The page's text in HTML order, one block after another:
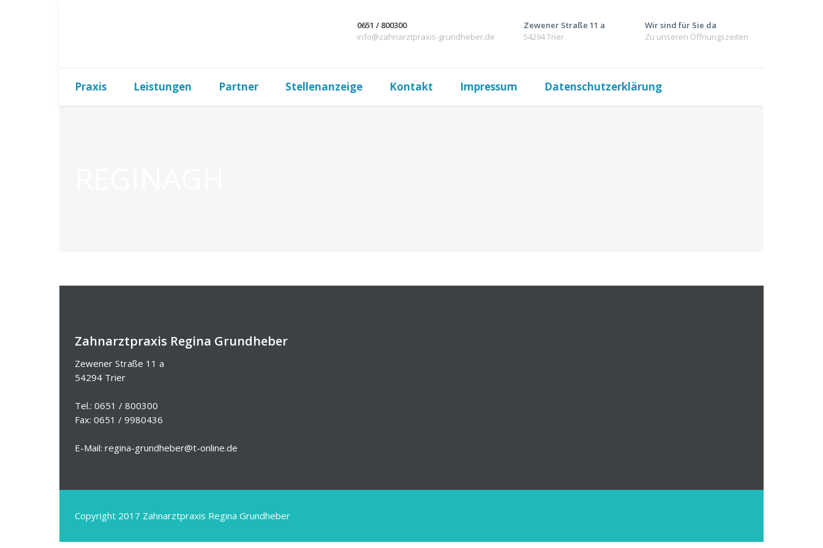
0651 / 800300
info@zahnarztpraxis-grundheber.de
Zewener Straße 11 a
54294 Trier
Wir sind für Sie da
Zu unseren Öffnungszeiten
Praxis Leistungen Partner Stellenanzeige Kontakt Impressum Datenschutzerklärung
Zahnarztpraxis Regina Grundheber
Zewener Straße 11 a
54294 Trier
Tel.: 0651 / 800300
Fax: 0651 / 9980436
E-Mail: regina-grundheber@t-online.de
Copyright 2017 Zahnarztpraxis Regina Grundheber